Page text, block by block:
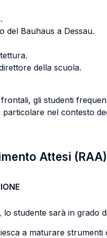
del Bauhaus a Dessau.
della scuola.
gli studenti
particolare nel contesto
Attesi (RAA)
studente sarà in grado
a maturare